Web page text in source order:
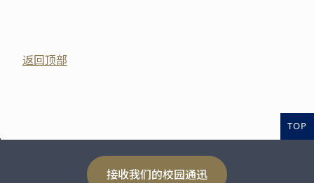
返回顶部
TOP
接收我们的校园通迅